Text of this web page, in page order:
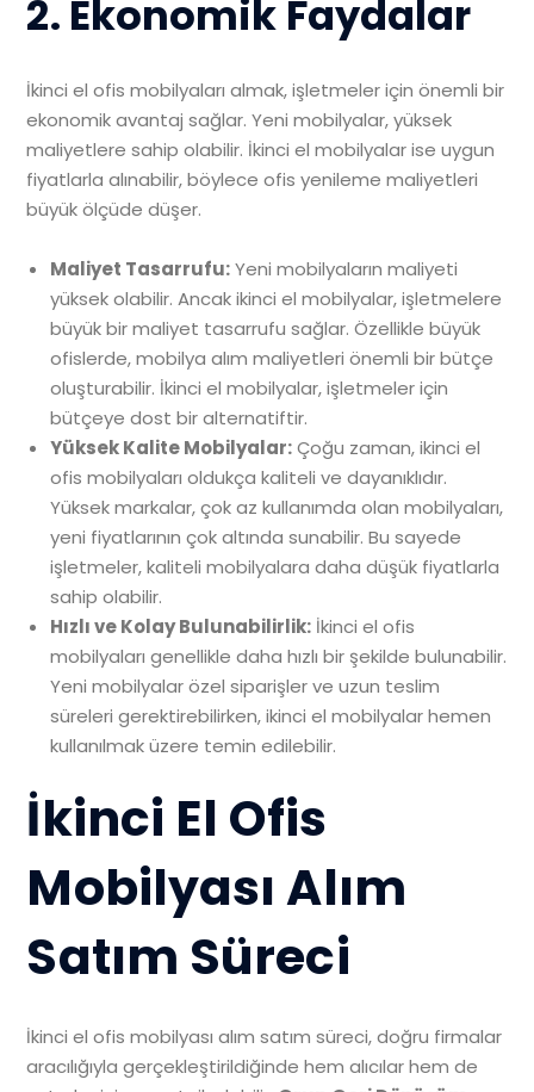
2. Ekonomik Faydalar
İkinci el ofis mobilyaları almak, işletmeler için önemli bir
ekonomik avantaj sağlar. Yeni mobilyalar, yüksek
maliyetlere sahip olabilir. İkinci el mobilyalar ise uygun
fiyatlarla alınabilir, böylece ofis yenileme maliyetleri
büyük ölçüde düşer.
Maliyet Tasarrufu:Yeni mobilyaların maliyeti
yüksek olabilir. Ancak ikinci el mobilyalar, işletmelere
büyük bir maliyet tasarrufu sağlar. Özellikle büyük
ofislerde, mobilya alım maliyetleri önemli bir bütçe
oluşturabilir. İkinci el mobilyalar, işletmeler için
bütçeye dost bir alternatiftir.
Yüksek Kalite Mobilyalar:Çoğu zaman, ikinci el
ofis mobilyaları oldukça kaliteli ve dayanıklıdır.
Yüksek markalar, çok az kullanımda olan mobilyaları,
yeni fiyatlarının çok altında sunabilir. Bu sayede
işletmeler, kaliteli mobilyalara daha düşük fiyatlarla
sahip olabilir.
Hızlı ve Kolay Bulunabilirlik: İkinci el ofis
mobilyaları genellikle daha hızlı bir şekilde bulunabilir.
Yeni mobilyalar özel siparişler ve uzun teslim
süreleri gerektirebilirken, ikinci el mobilyalar hemen
kullanılmak üzere temin edilebilir.
İkinci El Ofis
Mobilyası Alım
Satım Süreci
İkinci el ofis mobilyası alım satım süreci, doğru firmalar
aracılığıyla gerçekleştirildiğinde hem alıcılar hem de